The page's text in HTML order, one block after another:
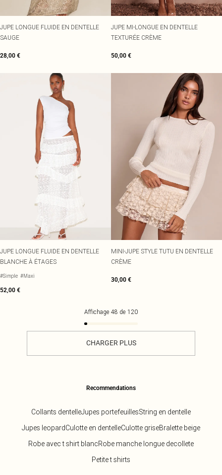
JUPE LONGUE FLUIDE EN DENTELLE
SAUGE
28,00 €
JUPE MI-LONGUE EN DENTELLE
TEXTURÉE CRÈME
50,00 €
JUPE LONGUE FLUIDE EN DENTELLE
BLANCHE À ÉTAGES
#Simple #Maxi
52,00 €
MINI-JUPE STYLE TUTU EN DENTELLE
CRÈME
30,00 €
Affichage 48 de 120
CHARGER PLUS
Recommendations
Collants dentelleJupes portefeuillesString en dentelle
Jupes leopardCulotte en dentelleCulotte griseBralette beige
Robe avec t shirt blancRobe manche longue decollete
Petite t shirts